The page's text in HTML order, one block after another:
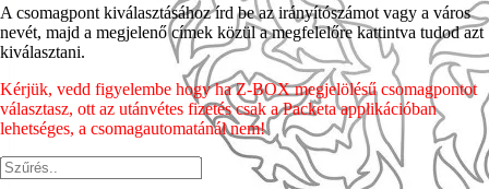
A csomagpont kiválasztásához írd be az irányítószámot vagy a város
nevét, majd a megjelenő címek közül a megfelelőre kattintva tudod azt
kiválasztani.
Kérjük, vedd figyelembe hogy ha Z-BOX megjelölésű csomagpontot
választasz, ott az utánvétes fizetés csak a Packeta applikációban
lehetséges, a csomagautomatánál nem!